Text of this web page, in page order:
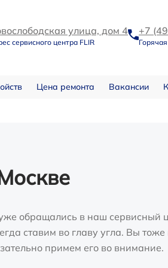
улица, дом 4
сервисного центра FLIR
+7
Цена ремонта Вакансии
обращались в наш сервисный
ставим во главу угла. Вы тоже
примем его во внимание.